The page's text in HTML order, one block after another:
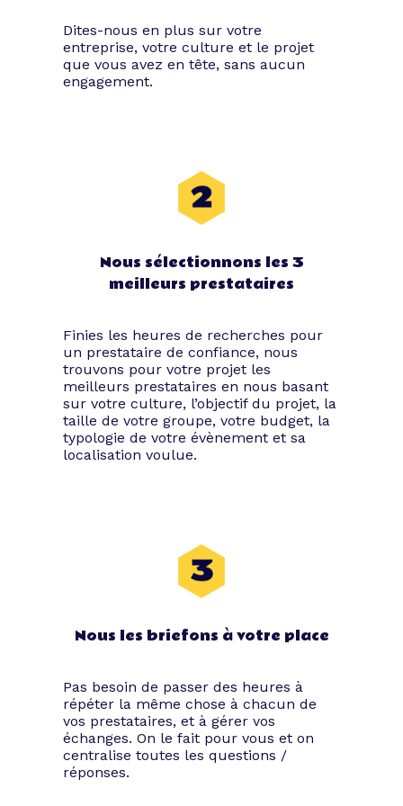
Soirée corporate : les
types d’événements
Vous avez sûrement entendu parler des
afterworks, des séminaires ou des team
buildings, mais sachez que les soirées
événements. Grâce à Tibby, laissez voguer
votre imagination et faites parler votre
La liste qui suit n’est pas exhaustive. Ces
exemples vous donnent néanmoins
quelques idées plausibles afin de
planifier votre prochaine soirée corporate.
Insufflez un vent de
motivation
séminaire Incentive symbolise en quelque
sorte une récompense, un événement
organisé dans le but de motiver les
leur travail fourni. C’est aussi l’occasion
de faire un break dans le cadre d’un
engagés à poursuivre leurs efforts.
Le but de ce genre de soirées est de
valoriser vos convives, de faire en sorte
qu’ils se sentent privilégiés à travers une
expérience originale.
Dites-nous en plus sur votre
entreprise, votre culture et le projet
que vous avez en tête, sans aucun
engagement.
Nous sélectionnons les 3
meilleurs prestataires
Finies les heures de recherches pour
un prestataire de confiance, nous
trouvons pour votre projet les
meilleurs prestataires en nous basant
sur votre culture, l’objectif du projet, la
taille de votre groupe, votre budget, la
typologie de votre évènement et sa
localisation voulue.
Nous les briefons à votre place
Pas besoin de passer des heures à
répéter la même chose à chacun de
vos prestataires, et à gérer vos
échanges. On le fait pour vous et on
centralise toutes les questions /
réponses.